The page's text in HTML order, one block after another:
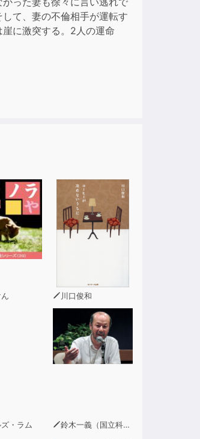
て、妻の不倫相手が運転す
に激突する。2人の運命
川口俊和
・ラム 鈴木一義（国立科学博物館 科学技術史グループ長）